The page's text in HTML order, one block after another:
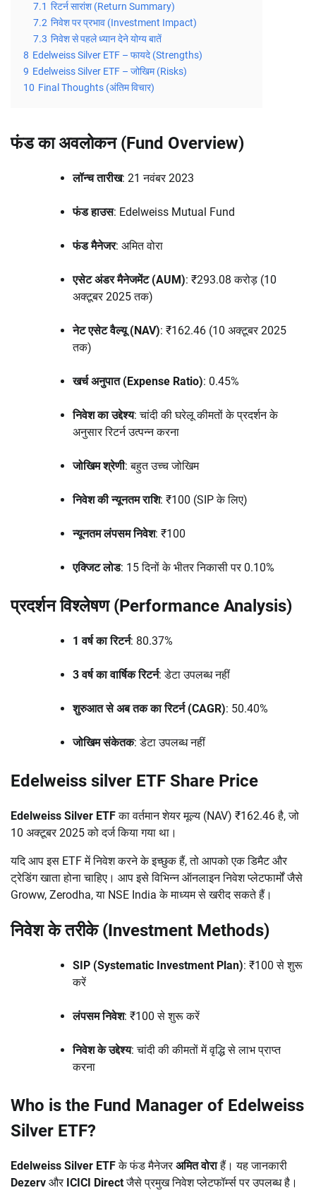
7.1 रिटर्न सारांश (Return Summary)
7.2 निवेश पर प्रभाव (Investment Impact)
7.3 निवेश से पहले ध्यान देने योग्य बातें
8 Edelweiss Silver ETF – फायदे (Strengths)
9 Edelweiss Silver ETF – जोखिम (Risks)
10 Final Thoughts (अंतिम विचार)
फंड का अवलोकन (Fund Overview)
लॉन्च तारीख: 21 नवंबर 2023
फंड हाउस: Edelweiss Mutual Fund
फंड मैनेजर: अमित वोरा
एसेट अंडर मैनेजमेंट (AUM): ₹293.08 करोड़ (10
अक्टूबर 2025 तक)
नेट एसेट वैल्यू (NAV): ₹162.46 (10 अक्टूबर 2025
तक)
खर्च अनुपात (Expense Ratio): 0.45%
निवेश का उद्देश्य: चांदी की घरेलू कीमतों के प्रदर्शन के
अनुसार रिटर्न उत्पन्न करना
जोखिम श्रेणी: बहुत उच्च जोखिम
निवेश की न्यूनतम राशि: ₹100 (SIP के लिए)
न्यूनतम लंपसम निवेश: ₹100
एक्जिट लोड: 15 दिनों के भीतर निकासी पर 0.10%
प्रदर्शन विश्लेषण (Performance Analysis)
1 वर्ष का रिटर्न: 80.37%
3 वर्ष का वार्षिक रिटर्न: डेटा उपलब्ध नहीं
शुरुआत से अब तक का रिटर्न (CAGR): 50.40%
जोखिम संकेतक: डेटा उपलब्ध नहीं
Edelweiss silver ETF Share Price
Edelweiss Silver ETFका वर्तमान शेयर मूल्य (NAV) ₹162.46 है, जो
10 अक्टूबर 2025 को दर्ज किया गया था।
यदि आप इस ETF में निवेश करने के इच्छुक हैं, तो आपको एक डिमैट और
ट्रेडिंग खाता होना चाहिए। आप इसे विभिन्न ऑनलाइन निवेश प्लेटफार्मों जैसे
Groww, Zerodha, या NSE India के माध्यम से खरीद सकते हैं।
निवेश के तरीके (Investment Methods)
SIP (Systematic Investment Plan): ₹100 से शुरू
करें
लंपसम निवेश: ₹100 से शुरू करें
निवेश के उद्देश्य: चांदी की कीमतों में वृद्धि से लाभ प्राप्त
करना
Who is the Fund Manager of Edelweiss
Silver ETF?
Edelweiss Silver ETFके फंड मैनेजरअमित वोराहैं। यह जानकारी
Dezerv और ICICI Directजैसे प्रमुख निवेश प्लेटफॉर्म्स पर उपलब्ध है।